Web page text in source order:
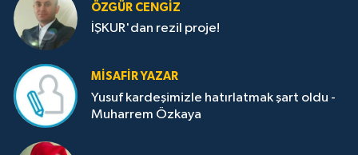
ÖZGÜR CENGIZ
İŞKUR'dan rezil proje!
MISAFIR YAZAR
Yusuf kardeşimizle hatırlatmak şart oldu -
Muharrem Özkaya